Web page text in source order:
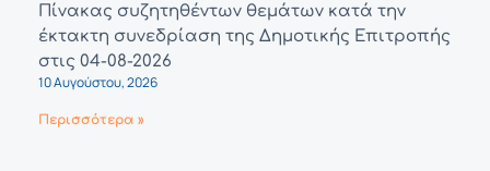
Πίνακας συζητηθέντων θεμάτων κατά την
έκτακτη συνεδρίαση της Δημοτικής Επιτροπής
στις 04-08-2026
10 Αυγούστου, 2026
Περισσότερα »